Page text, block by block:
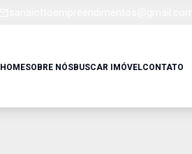
HOMESOBRE NÓSBUSCAR IMÓVELCONTATO